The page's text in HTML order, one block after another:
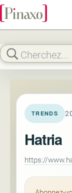
TRENDS
Hatria
https://